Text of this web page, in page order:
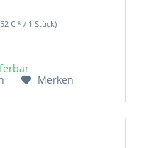
€ * / 1 Stück)
Merken